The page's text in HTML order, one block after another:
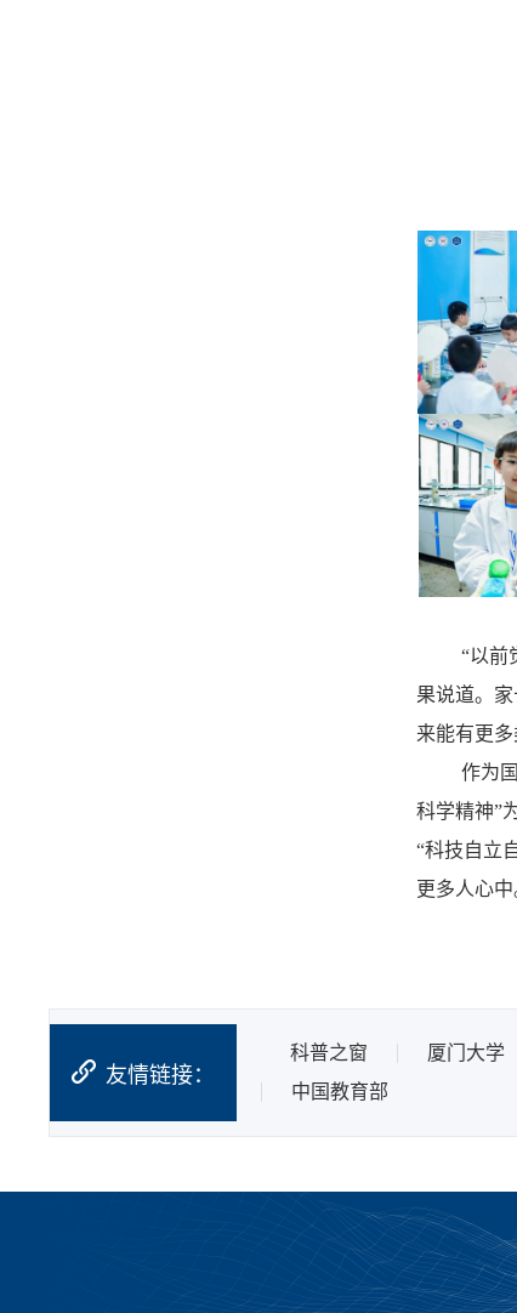
“以前
果说道。
来能有更多
作为
科学精神”
“科技自立
更多人心中
友情链接：
科普之窗 厦门大学
中国教育部